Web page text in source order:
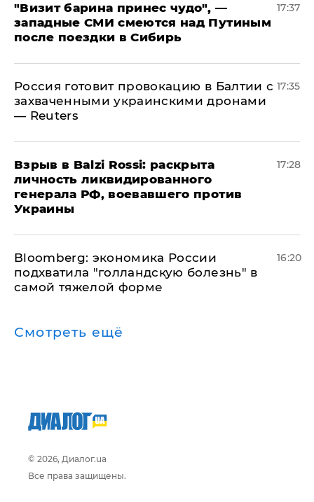
"Визит барина принес чудо", —
западные СМИ смеются над Путиным
после поездки в Сибирь
17:37
​Россия готовит провокацию в Балтии с
захваченными украинскими дронами
— Reuters
17:35
​Взрыв в Balzi Rossi: раскрыта
личность ликвидированного
генерала РФ, воевавшего против
Украины
17:28
Bloomberg: экономика России
подхватила "голландскую болезнь" в
самой тяжелой форме
16:20
Смотреть ещё
© 2026, Диалог.ua
Все права защищены.